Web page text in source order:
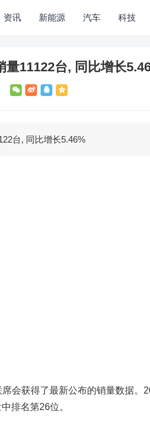
资讯 新能源 汽车 科技
量11122台, 同比增长
台, 同比增长5.46%
会获得了最新公布的销量数据
排名第26位。